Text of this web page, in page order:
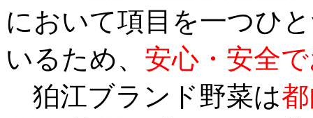
において項目を一つひ
いるため、 安心・安全
狛江ブランド野菜は